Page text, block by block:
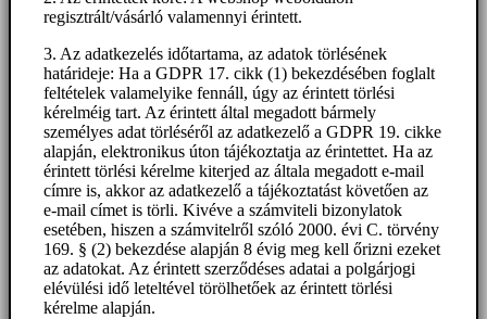
regisztrált/vásárló valamennyi érintett.
3. Az adatkezelés időtartama, az adatok törlésének
határideje: Ha a GDPR 17. cikk (1) bekezdésében foglalt
feltételek valamelyike fennáll, úgy az érintett törlési
kérelméig tart. Az érintett által megadott bármely
személyes adat törléséről az adatkezelő a GDPR 19. cikke
alapján, elektronikus úton tájékoztatja az érintettet. Ha az
érintett törlési kérelme kiterjed az általa megadott e-mail
címre is, akkor az adatkezelő a tájékoztatást követően az
e-mail címet is törli. Kivéve a számviteli bizonylatok
esetében, hiszen a számvitelről szóló 2000. évi C. törvény
169. § (2) bekezdése alapján 8 évig meg kell őrizni ezeket
az adatokat. Az érintett szerződéses adatai a polgárjogi
elévülési idő leteltével törölhetőek az érintett törlési
kérelme alapján.